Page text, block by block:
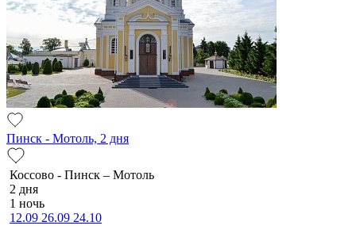
Пинск - Мотоль, 2 дня
Коссово - Пинск – Мотоль
2 дня
1 ночь
12.09 26.09 24.10